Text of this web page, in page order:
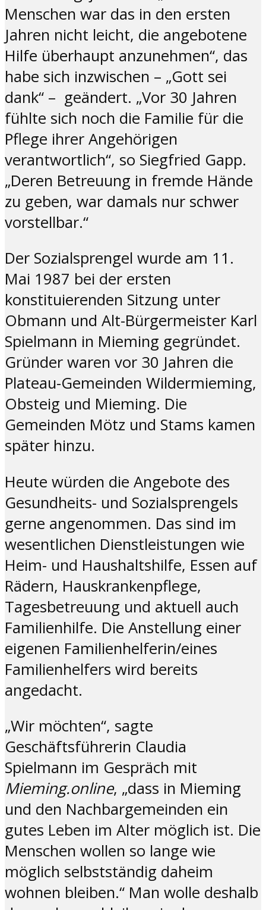
Menschen war das in den ersten
Jahren nicht leicht, die angebotene
Hilfe überhaupt anzunehmen“, das
habe sich inzwischen – „Gott sei
dank“ – geändert. „Vor 30 Jahren
fühlte sich noch die Familie für die
Pflege ihrer Angehörigen
verantwortlich“, so Siegfried Gapp.
„Deren Betreuung in fremde Hände
zu geben, war damals nur schwer
vorstellbar.“
Der Sozialsprengel wurde am 11.
Mai 1987 bei der ersten
konstituierenden Sitzung unter
Obmann und Alt-Bürgermeister Karl
Spielmann in Mieming gegründet.
Gründer waren vor 30 Jahren die
Plateau-Gemeinden Wildermieming,
Obsteig und Mieming. Die
Gemeinden Mötz und Stams kamen
später hinzu.
Heute würden die Angebote des
Gesundheits- und Sozialsprengels
gerne angenommen. Das sind im
wesentlichen Dienstleistungen wie
Heim- und Haushaltshilfe, Essen auf
Rädern, Hauskrankenpflege,
Tagesbetreuung und aktuell auch
Familienhilfe. Die Anstellung einer
eigenen Familienhelferin/eines
Familienhelfers wird bereits
angedacht.
„Wir möchten“, sagte
Geschäftsführerin Claudia
Spielmann im Gespräch mit
Mieming.online, „dass in Mieming
und den Nachbargemeinden ein
gutes Leben im Alter möglich ist. Die
Menschen wollen so lange wie
möglich selbstständig daheim
wohnen bleiben.“ Man wolle deshalb